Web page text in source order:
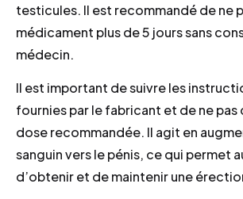
testicules. Il est recommandé de ne
médicament plus de 5 jours sans
médecin.
Il est important de suivre les
fournies par le fabricant et de ne pas
dose recommandée. Il agit en
sanguin vers le pénis, ce qui permet
d’obtenir et de maintenir une